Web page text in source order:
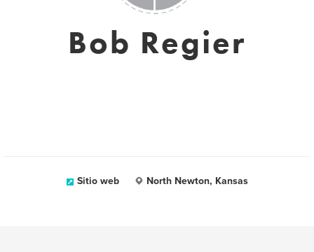
Bob Regier
Sitio web North Newton, Kansas